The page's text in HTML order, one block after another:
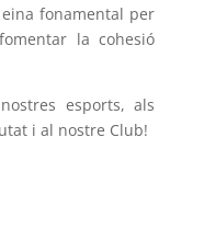
fonamental per
la cohesió
esports, als
i al nostre Club!